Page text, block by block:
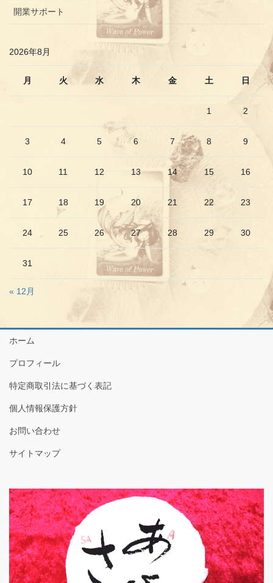
開業サポート
2026年8月
月 火 水 木 金 土 日
1 2
3 4 5 6 7 8 9
10 11 12 13 14 15 16
17 18 19 20 21 22 23
24 25 26 27 28 29 30
31
« 12月
ホーム
プロフィール
特定商取引法に基づく表記
個人情報保護方針
お問い合わせ
サイトマップ